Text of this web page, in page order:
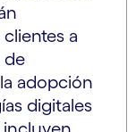
a
de
adopción
digitales